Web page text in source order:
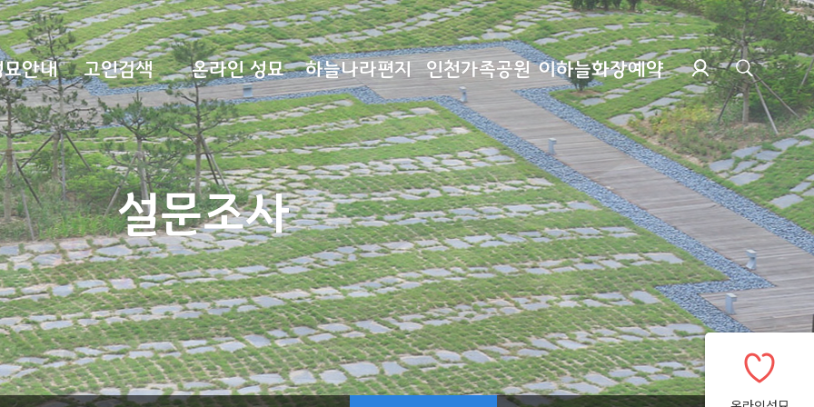
묘안내 고인검색 온라인 성묘 하늘나라편지 인천가족공원 이하늘화장예약
설문조사